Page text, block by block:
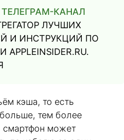
КАНАЛ
ЛУЧШИХ
И ИНСТРУКЦИЙ ПО
кэша, то есть
тем более
смартфон может